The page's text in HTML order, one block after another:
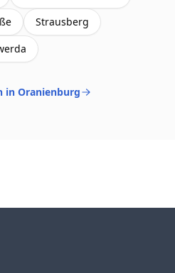
Strausberg
in Oranienburg